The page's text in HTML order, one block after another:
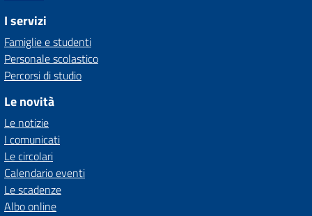
I servizi
Famiglie e studenti
Personale scolastico
Percorsi di studio
Le novità
Le notizie
I comunicati
Le circolari
Calendario eventi
Le scadenze
Albo online